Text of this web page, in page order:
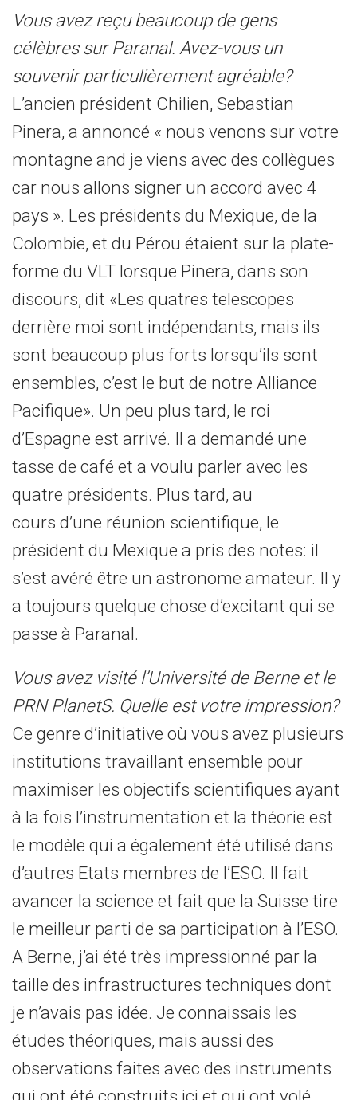
Vous avez reçu beaucoup de gens
célèbres sur Paranal. Avez-vous un
souvenir particulièrement agréable?
L’ancien président Chilien, Sebastian
Pinera, a annoncé « nous venons sur votre
montagne and je viens avec des collègues
car nous allons signer un accord avec 4
pays ». Les présidents du Mexique, de la
Colombie, et du Pérou étaient sur la plate-
forme du VLT lorsque Pinera, dans son
discours, dit «Les quatres telescopes
derrière moi sont indépendants, mais ils
sont beaucoup plus forts lorsqu’ils sont
ensembles, c’est le but de notre Alliance
Pacifique». Un peu plus tard, le roi
d’Espagne est arrivé. Il a demandé une
tasse de café et a voulu parler avec les
quatre présidents. Plus tard, au
cours d’une réunion scientifique, le
président du Mexique a pris des notes: il
s’est avéré être un astronome amateur. Il y
a toujours quelque chose d’excitant qui se
passe à Paranal.
Vous avez visité l’Université de Berne et le
PRN PlanetS. Quelle est votre impression?
Ce genre d’initiative où vous avez plusieurs
institutions travaillant ensemble pour
maximiser les objectifs scientifiques ayant
à la fois l’instrumentation et la théorie est
le modèle qui a également été utilisé dans
d’autres Etats membres de l’ESO. Il fait
avancer la science et fait que la Suisse tire
le meilleur parti de sa participation à l’ESO.
A Berne, j’ai été très impressionné par la
taille des infrastructures techniques dont
je n’avais pas idée. Je connaissais les
études théoriques, mais aussi des
observations faites avec des instruments
qui ont été construits ici et qui ont volé